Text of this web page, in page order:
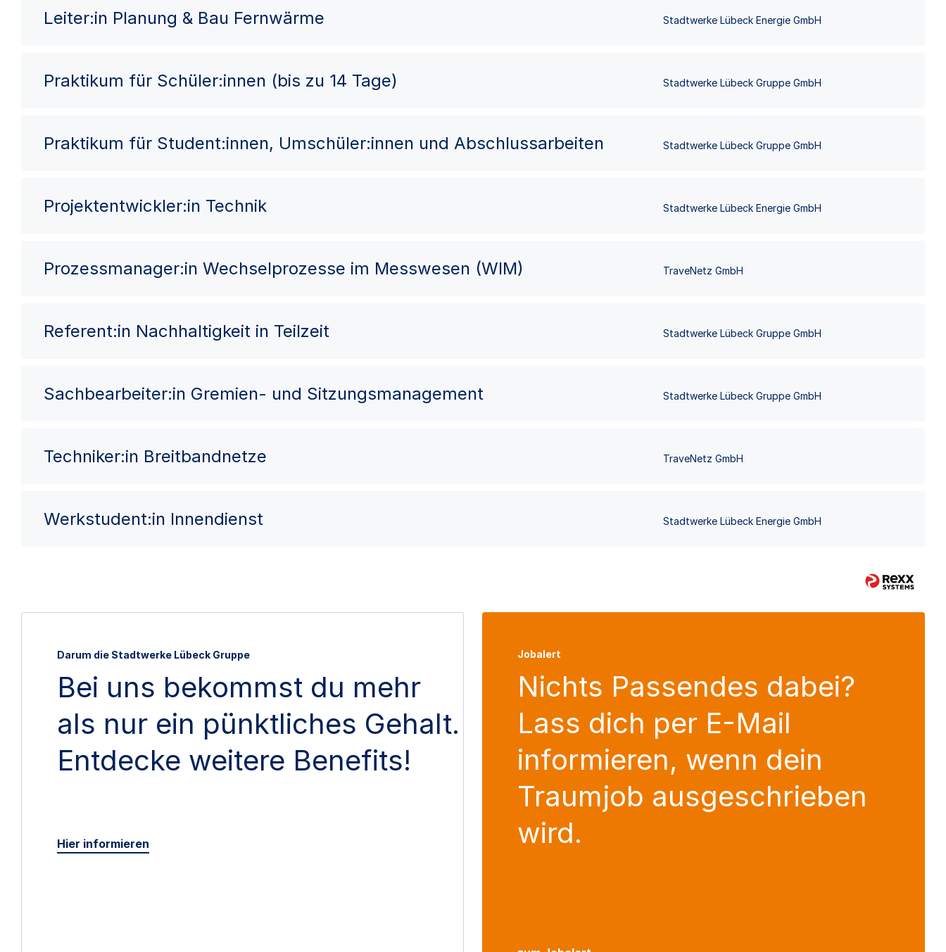
Leiter:in Planung & Bau Fernwärme Stadtwerke Lübeck Energie GmbH
Praktikum für Schüler:innen (bis zu 14 Tage) Stadtwerke Lübeck Gruppe GmbH
Praktikum für Student:innen, Umschüler:innen und Abschlussarbeiten Stadtwerke Lübeck Gruppe GmbH
Projektentwickler:in Technik Stadtwerke Lübeck Energie GmbH
Prozessmanager:in Wechselprozesse im Messwesen (WIM) TraveNetz GmbH
Referent:in Nachhaltigkeit in Teilzeit Stadtwerke Lübeck Gruppe GmbH
Sachbearbeiter:in Gremien- und Sitzungsmanagement Stadtwerke Lübeck Gruppe GmbH
Techniker:in Breitbandnetze TraveNetz GmbH
Werkstudent:in Innendienst Stadtwerke Lübeck Energie GmbH
Darum die Stadtwerke Lübeck Gruppe
Bei uns bekommst du mehr
als nur ein pünktliches Gehalt.
Entdecke weitere Benefits!
Hier informieren
Jobalert
Nichts Passendes dabei?
Lass dich per E-Mail
informieren, wenn dein
Traumjob ausgeschrieben
wird.